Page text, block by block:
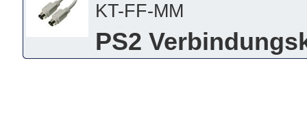
KT-FF-MM
PS2